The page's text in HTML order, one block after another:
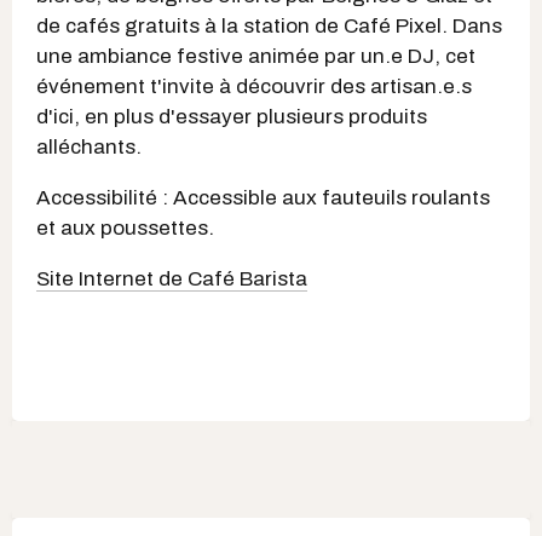
de cafés gratuits à la station de Café Pixel. Dans
une ambiance festive animée par un.e DJ, cet
événement t'invite à découvrir des artisan.e.s
d'ici, en plus d'essayer plusieurs produits
alléchants.
Accessibilité : Accessible aux fauteuils roulants
et aux poussettes.
Site Internet de Café Barista